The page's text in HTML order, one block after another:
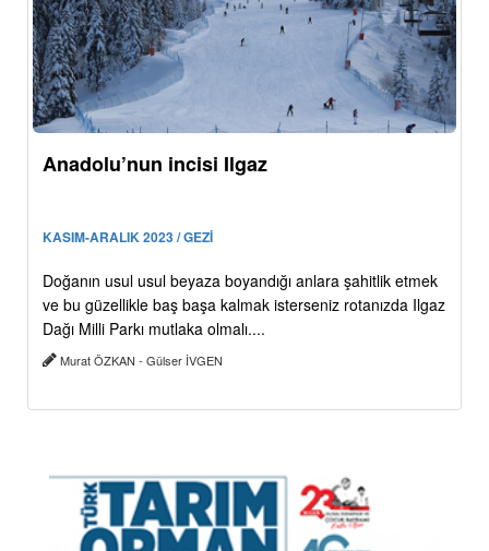
Anadolu’nun incisi Ilgaz
KASIM-ARALIK 2023 / GEZİ
Doğanın usul usul beyaza boyandığı anlara şahitlik etmek
ve bu güzellikle baş başa kalmak isterseniz rotanızda Ilgaz
Dağı Milli Parkı mutlaka olmalı....
Murat ÖZKAN - Gülser İVGEN